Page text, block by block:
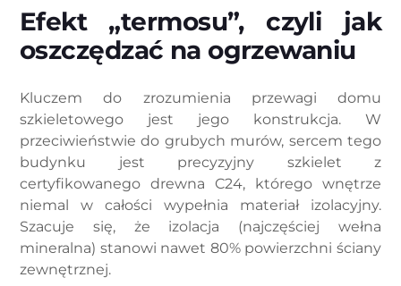
Efekt „termosu”, czyli jak
oszczędzać na ogrzewaniu
Kluczem do zrozumienia przewagi domu
szkieletowego jest jego konstrukcja. W
przeciwieństwie do grubych murów, sercem tego
budynku jest precyzyjny szkielet z
certyfikowanego drewna C24, którego wnętrze
niemal w całości wypełnia materiał izolacyjny.
Szacuje się, że izolacja (najczęściej wełna
mineralna) stanowi nawet 80% powierzchni ściany
zewnętrznej.